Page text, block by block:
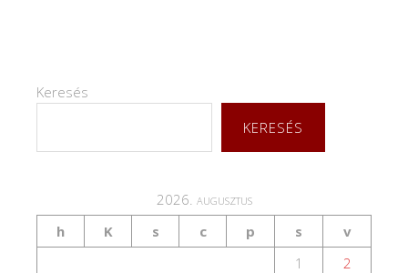
Keresés
KERESÉS
2026. augusztus
h
K s c p s
v
1
2